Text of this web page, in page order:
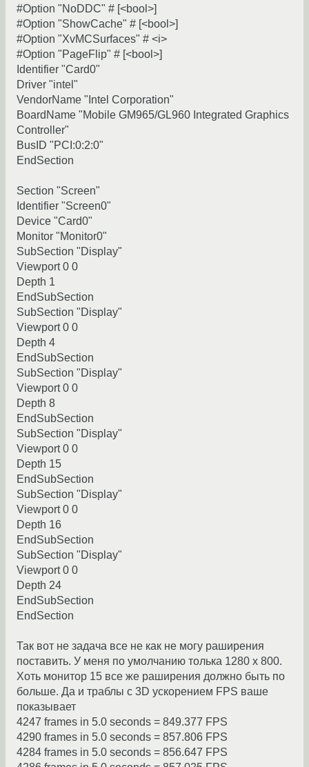
#Option "NoDDC" # [<bool>]
#Option "ShowCache" # [<bool>]
#Option "XvMCSurfaces" # <i>
#Option "PageFlip" # [<bool>]
Identifier "Card0"
Driver "intel"
VendorName "Intel Corporation"
BoardName "Mobile GM965/GL960 Integrated Graphics
Controller"
BusID "PCI:0:2:0"
EndSection
Section "Screen"
Identifier "Screen0"
Device "Card0"
Monitor "Monitor0"
SubSection "Display"
Viewport 0 0
Depth 1
EndSubSection
SubSection "Display"
Viewport 0 0
Depth 4
EndSubSection
SubSection "Display"
Viewport 0 0
Depth 8
EndSubSection
SubSection "Display"
Viewport 0 0
Depth 15
EndSubSection
SubSection "Display"
Viewport 0 0
Depth 16
EndSubSection
SubSection "Display"
Viewport 0 0
Depth 24
EndSubSection
EndSection
Так вот не задача все не как не могу раширения
поставить. У меня по умолчанию толька 1280 х 800.
Хоть монитор 15 все же раширения должно быть по
больше. Да и траблы с 3D ускорением FPS ваше
показывает
4247 frames in 5.0 seconds = 849.377 FPS
4290 frames in 5.0 seconds = 857.806 FPS
4284 frames in 5.0 seconds = 856.647 FPS